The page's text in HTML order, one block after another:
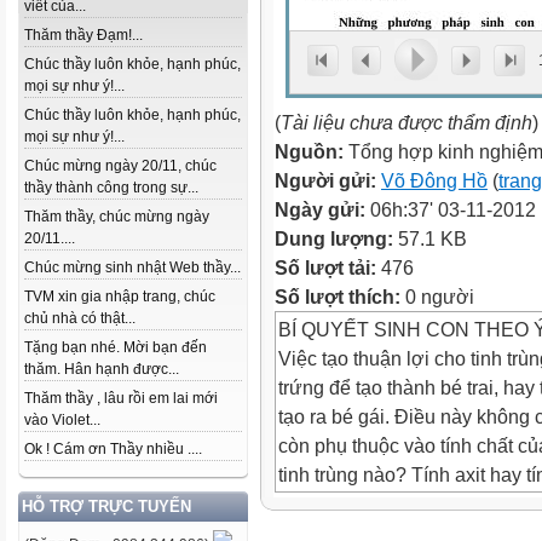
viết của...
Thăm thầy Đạm!...
Chúc thầy luôn khỏe, hạnh phúc,
mọi sự như ý!...
Chúc thầy luôn khỏe, hạnh phúc,
mọi sự như ý!...
Chúc mừng ngày 20/11, chúc
thầy thành công trong sự...
Thăm thầy, chúc mừng ngày
20/11....
Chúc mừng sinh nhật Web thầy...
TVM xin gia nhập trang, chúc
chủ nhà có thật...
Tặng bạn nhé. Mời bạn đến
thăm. Hân hạnh được...
Thăm thầy , lâu rồi em lai mới
vào Violet...
Ok ! Cám ơn Thầy nhiều ....
HỖ TRỢ TRỰC TUYẾN
(Tài liệu chưa được thẩm định)
Nguồn: Tổng hợp kinh
Người gửi: Võ Đông Hồ (
Ngày gửi: 06h:37' 03-11-2012
Dung lượng: 57.1 KB
Số lượt tải: 476
Số lượt thích: 0 người
BÍ QUYẾT SINH CON THEO
Việc tạo thuận lợi cho tinh
trứng để tạo thành bé trai,
tạo ra bé gái. Điều này không
còn phụ thuộc vào tính chất
tinh trùng nào? Tính axit hay